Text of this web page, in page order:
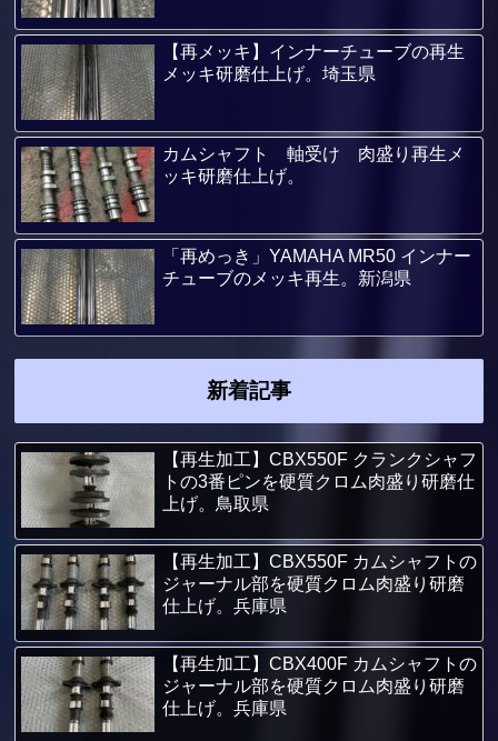
【再メッキ】インナーチューブの再生
メッキ研磨仕上げ。埼玉県
カムシャフト 軸受け 肉盛り再生メ
ッキ研磨仕上げ。
「再めっき」YAMAHA MR50 インナー
チューブのメッキ再生。新潟県
新着記事
【再生加工】CBX550F クランクシャフ
トの3番ピンを硬質クロム肉盛り研磨仕
上げ。鳥取県
【再生加工】CBX550F カムシャフトの
ジャーナル部を硬質クロム肉盛り研磨
仕上げ。兵庫県
【再生加工】CBX400F カムシャフトの
ジャーナル部を硬質クロム肉盛り研磨
仕上げ。兵庫県